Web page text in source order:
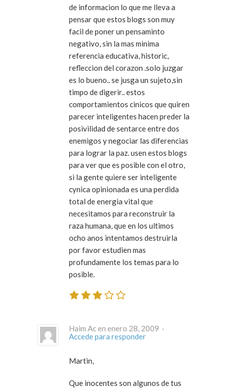
de informacion lo que me lleva a
pensar que estos blogs son muy
facil de poner un pensaminto
negativo, sin la mas minima
referencia educativa, historic,
refleccion del corazon .solo juzgar
es lo bueno.. se jusga un sujeto,sin
timpo de digerir.. estos
comportamientos cinicos que quiren
parecer inteligentes hacen preder la
posivilidad de sentarce entre dos
enemigos y negociar las diferencias
para lograr la paz. usen estos blogs
para ver que es posible con el otro,
si la gente quiere ser inteligente
cynica opinionada es una perdida
total de energia vital que
necesitamos para reconstruir la
raza humana, que en los ultimos
ocho anos intentamos destruirla
por favor estudien mas
profundamente los temas para lo
posible.
Haim Ac en enero 28, 2009 ·
Accede para responder
Martin,
Que inocentes son algunos de tus